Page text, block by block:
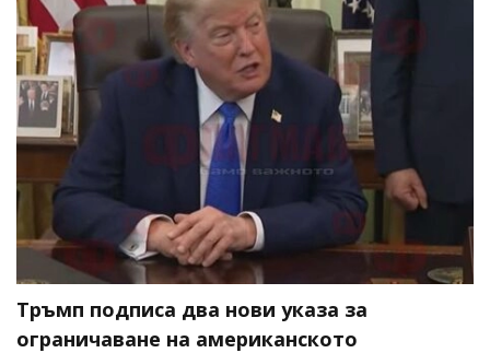
Тръмп подписа два нови указа за
ограничаване на американското